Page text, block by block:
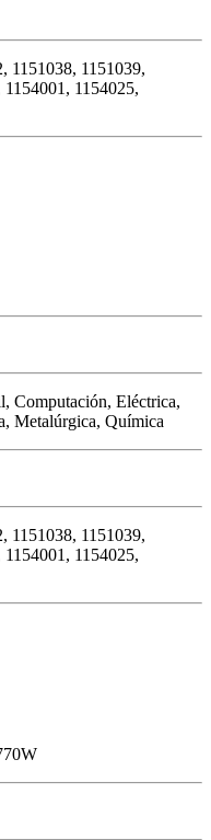
1151038, 1151039,
1154025,
Computación, Eléctrica,
Metalúrgica, Química
1151038, 1151039,
1154025,